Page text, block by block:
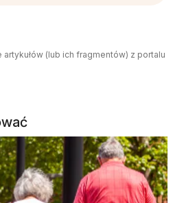
(lub ich fragmentów) z portalu